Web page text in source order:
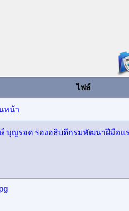
ไฟล์
หน้า
บุญรอด รองอธิบดีกรมพัฒนาฝีมือเเ